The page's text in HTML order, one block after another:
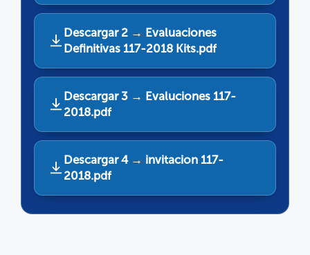
Descargar 2 → Evaluaciones
Definitivas 117-2018 Kits.pdf
Descargar 3 → Evaluciones 117-
2018.pdf
Descargar 4 → invitacion 117-
2018.pdf